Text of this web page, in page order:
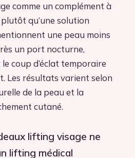
comme un complément à
qu’une solution
une peau moins
un port nocturne,
coup d’éclat temporaire
Les résultats varient selon
de la peau et la
cutané.
lifting visage ne
lifting médical